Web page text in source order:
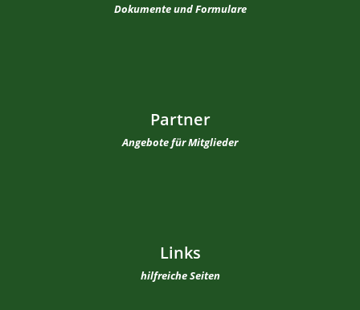
Dokumente und Formulare
Partner
Angebote für Mitglieder
Links
hilfreiche Seiten